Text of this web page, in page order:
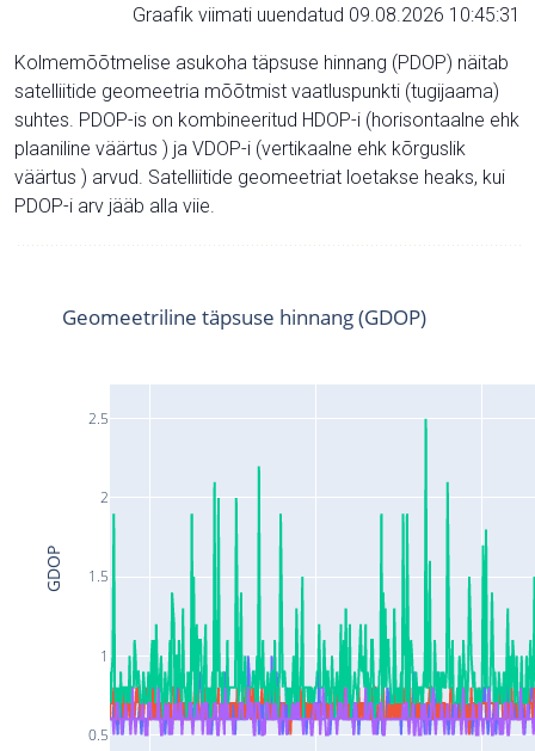
Graafik viimati uuendatud 09.08.2026 10:45:31
Kolmemõõtmelise asukoha täpsuse hinnang (PDOP) näitab
satelliitide geomeetria mõõtmist vaatluspunkti (tugijaama)
suhtes. PDOP-is on kombineeritud HDOP-i (horisontaalne ehk
plaaniline väärtus ) ja VDOP-i (vertikaalne ehk kõrguslik
väärtus ) arvud. Satelliitide geomeetriat loetakse heaks, kui
PDOP-i arv jääb alla viie.
0.5
1
1.5
2
2.5
Geomeetriline täpsuse hinnang (GDOP)
GDOP